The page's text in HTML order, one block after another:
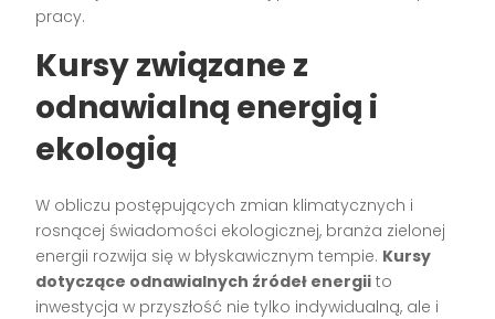
pracy.
Kursy związane z
odnawialną energią i
ekologią
W obliczu postępujących zmian klimatycznych i
rosnącej świadomości ekologicznej, branża zielonej
energii rozwija się w błyskawicznym tempie. Kursy
dotyczące odnawialnych źródeł energii to
inwestycja w przyszłość nie tylko indywidualną, ale i